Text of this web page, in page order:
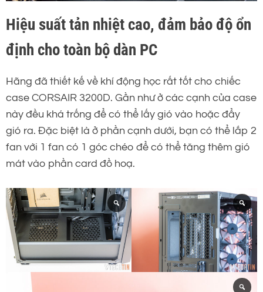
Hiệu suất tản nhiệt cao, đảm bảo độ ổn
định cho toàn bộ dàn PC
Hãng đã thiết kế về khí động học rất tốt cho chiếc
case CORSAIR 3200D. Gần như ở các cạnh của case
này đều khá trống để có thể lấy gió vào hoặc đẩy
gió ra. Đặc biệt là ở phần cạnh dưới, bạn có thể lắp 2
fan với 1 fan có 1 góc chéo để có thể tăng thêm gió
mát vào phần card đồ hoạ.